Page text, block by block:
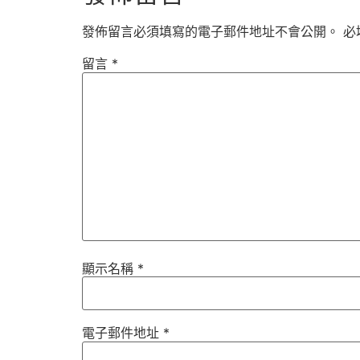
發佈留言必須填寫的電子郵件地址不會公開。 必
留言 *
顯示名稱 *
電子郵件地址 *